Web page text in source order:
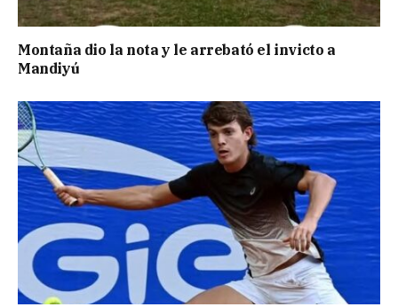
Montaña dio la nota y le arrebató el invicto a
Mandiyú